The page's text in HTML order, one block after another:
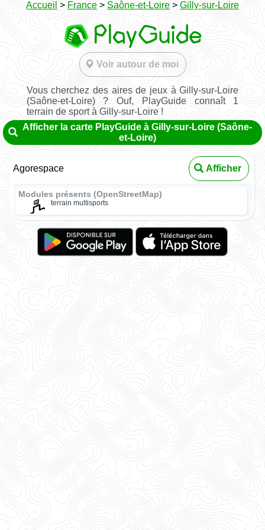
Accueil > France > Saône-et-Loire > Gilly-sur-Loire
Voir autour de moi
Vous cherchez des aires de jeux à Gilly-sur-Loire
(Saône-et-Loire) ? Ouf, PlayGuide connaît 1
terrain de sport à Gilly-sur-Loire !
Afficher la carte PlayGuide à Gilly-sur-Loire (Saône-
et-Loire)
Agorespace Afficher
Modules présents (OpenStreetMap)
terrain multisports